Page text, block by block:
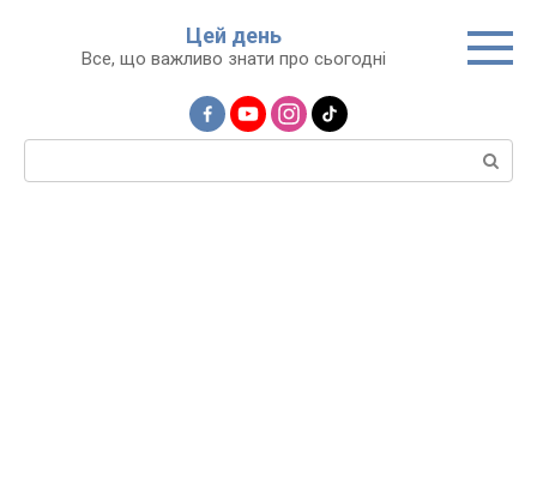
Цей день
Все, що важливо знати про сьогодні
Пошук: